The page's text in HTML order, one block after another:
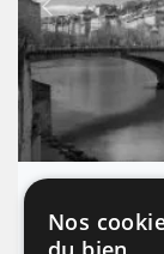
Précédent
Lyon 6 (69006)
Nos